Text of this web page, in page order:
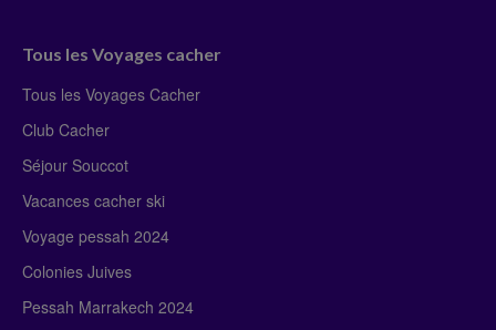
Tous les Voyages cacher
Tous les Voyages Cacher
Club Cacher
Séjour Souccot
Vacances cacher ski
Voyage pessah 2024
Colonies Juives
Pessah Marrakech 2024